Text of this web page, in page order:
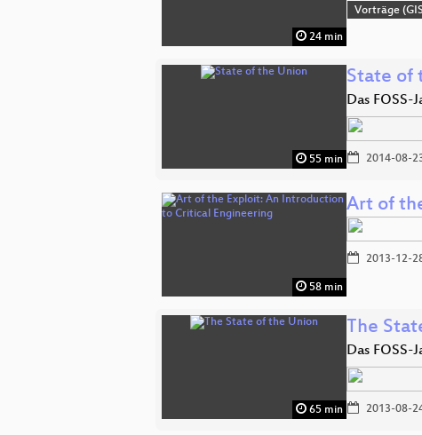
24 min
Vorträge
55 min
State of
Das FOSS-
2014-08-
58 min
Art of
2013-12-
65 min
The
Das FOSS-
2013-08-